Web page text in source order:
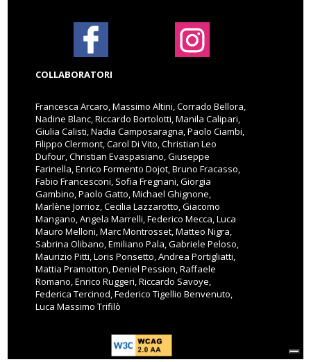
COLLABORATORI
Francesca Arcaro, Massimo Altini, Corrado Bellora,
Nadine Blanc, Riccardo Bortolotti, Manila Calipari,
Giulia Calisti, Nadia Camposaragna, Paolo Ciambi,
Filippo Clermont, Carol Di Vito, Christian Leo
Dufour, Christian Evaspasiano, Giuseppe
Farinella, Enrico Formento Dojot, Bruno Fracasso,
Fabio Francesconi, Sofia Fregnani, Giorgia
Gambino, Paolo Gatto, Michael Ghignone,
Marlène Jorrioz, Cecilia Lazzarotto, Giacomo
Mangano, Angela Marrelli, Federico Mecca, Luca
Mauro Melloni, Marc Montrosset, Matteo Nigra,
Sabrina Olibano, Emiliano Pala, Gabriele Peloso,
Maurizio Pitti, Loris Ponsetto, Andrea Portigliatti,
Mattia Pramotton, Deniel Pession, Raffaele
Romano, Enrico Ruggeri, Riccardo Savoye,
Federica Tercinod, Federico Tigellio Benvenuto,
Luca Massimo Trifilò